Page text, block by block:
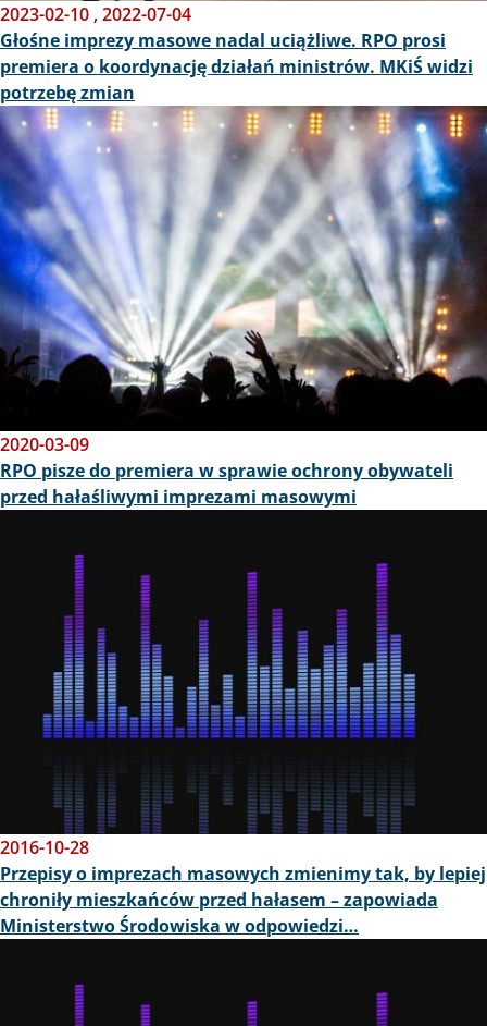
2023-02-10 ,2022-07-04
Głośne imprezy masowe nadal uciążliwe. RPO prosi
premiera o koordynację działań ministrów. MKiŚ widzi
potrzebę zmian
Obraz
2020-03-09
RPO pisze do premiera w sprawie ochrony obywateli
przed hałaśliwymi imprezami masowymi
2016-10-28
Przepisy o imprezach masowych zmienimy tak, by lepiej
chroniły mieszkańców przed hałasem – zapowiada
Ministerstwo Środowiska w odpowiedzi…